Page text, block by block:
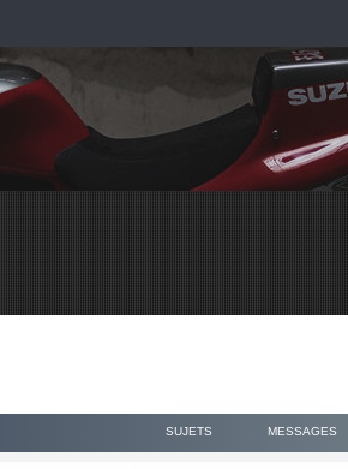
SUJETS MESSAGES